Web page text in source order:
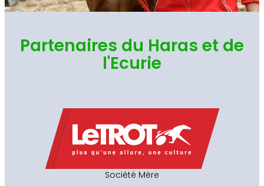
Partenaires du Haras et de
l'Ecurie
Société Mère